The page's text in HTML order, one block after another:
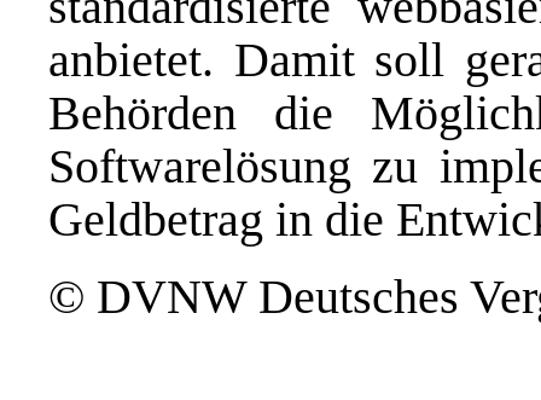
anbietet. Damit soll
Behörden die
Softwarelösung zu
Geldbetrag in die